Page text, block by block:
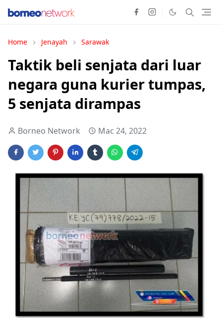
Home Jenayah Sarawak
Taktik beli senjata dari luar
negara guna kurier tumpas,
5 senjata dirampas
Borneo Network Mac 24, 2022